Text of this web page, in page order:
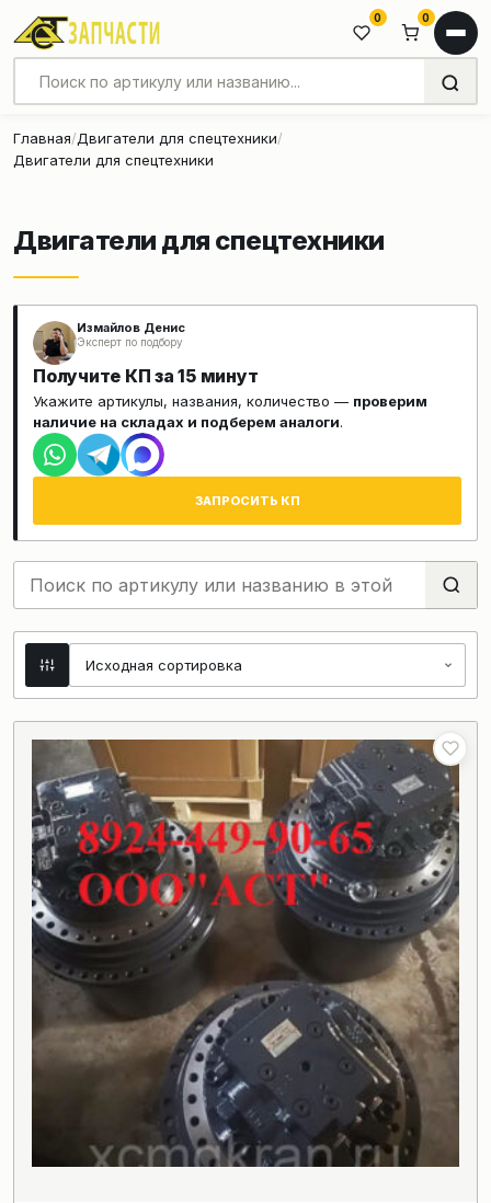
0 0
Главная Двигатели для спецтехники
Двигатели для спецтехники
Двигатели для спецтехники
Измайлов Денис
Эксперт по подбору
Получите КП за 15 минут
Укажите артикулы, названия, количество — проверим
наличие на складах и подберем аналоги.
ЗАПРОСИТЬ КП